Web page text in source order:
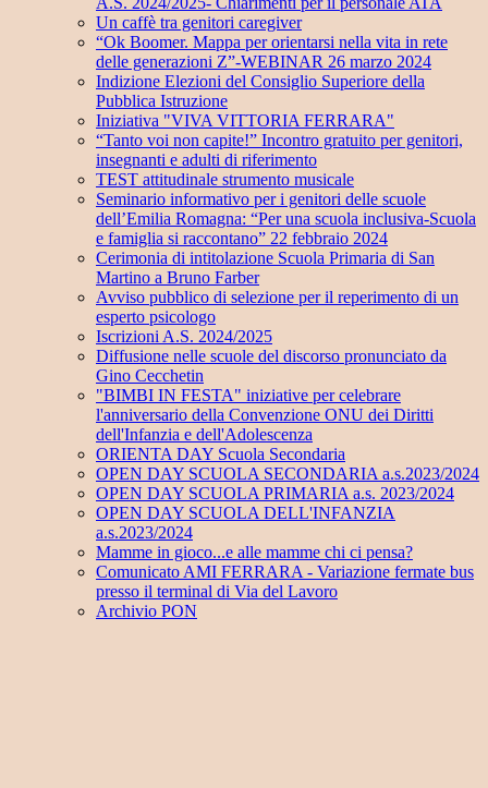
Un caffè tra genitori caregiver
“Ok Boomer. Mappa per orientarsi nella vita in rete
delle generazioni Z”-WEBINAR 26 marzo 2024
Indizione Elezioni del Consiglio Superiore della
Pubblica Istruzione
Iniziativa "VIVA VITTORIA FERRARA"
“Tanto voi non capite!” Incontro gratuito per genitori,
insegnanti e adulti di riferimento
TEST attitudinale strumento musicale
Seminario informativo per i genitori delle scuole
dell’Emilia Romagna: “Per una scuola inclusiva-Scuola
e famiglia si raccontano” 22 febbraio 2024
Cerimonia di intitolazione Scuola Primaria di San
Martino a Bruno Farber
Avviso pubblico di selezione per il reperimento di un
esperto psicologo
Iscrizioni A.S. 2024/2025
Diffusione nelle scuole del discorso pronunciato da
Gino Cecchetin
"BIMBI IN FESTA" iniziative per celebrare
l'anniversario della Convenzione ONU dei Diritti
dell'Infanzia e dell'Adolescenza
ORIENTA DAY Scuola Secondaria
OPEN DAY SCUOLA SECONDARIA a.s.2023/2024
OPEN DAY SCUOLA PRIMARIA a.s. 2023/2024
OPEN DAY SCUOLA DELL'INFANZIA
a.s.2023/2024
Mamme in gioco...e alle mamme chi ci pensa?
Comunicato AMI FERRARA - Variazione fermate bus
presso il terminal di Via del Lavoro
Archivio PON